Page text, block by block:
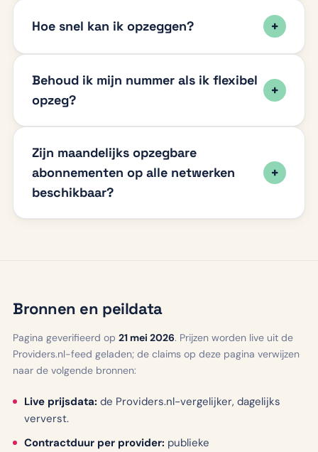
Hoe snel kan ik opzeggen?
Behoud ik mijn nummer als ik flexibel
opzeg?
Zijn maandelijks opzegbare
abonnementen op alle netwerken
beschikbaar?
Bronnen en peildata
Pagina geverifieerd op 21 mei 2026. Prijzen worden live uit de
Providers.nl-feed geladen; de claims op deze pagina verwijzen
naar de volgende bronnen:
Live prijsdata: de Providers.nl-vergelijker, dagelijks
ververst.
Contractduur per provider: publieke